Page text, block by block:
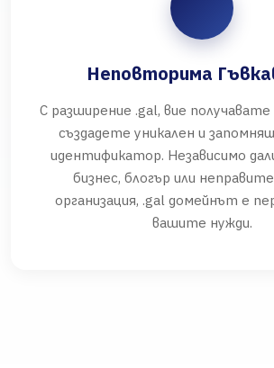
Неповторима
С разширение .gal, вие
създадете уникален и
идентификатор. Независимо
бизнес, блогър или
организация, .gal домейнът е
вашите нужди.